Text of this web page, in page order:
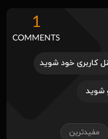
1
COMMENTS
کاربری خود شوید
شوید
مفیدترین